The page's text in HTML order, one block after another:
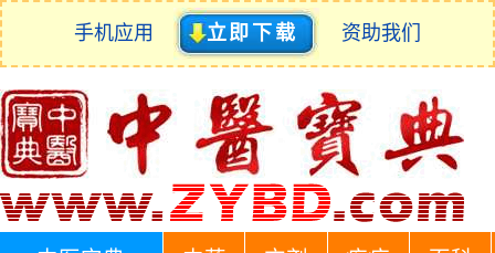
手机应用 立即下载 资助我们